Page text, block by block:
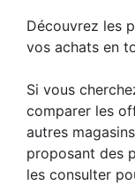
Découvrez les
vos achats en
Si vous
comparer les
autres
proposant des
les consulter